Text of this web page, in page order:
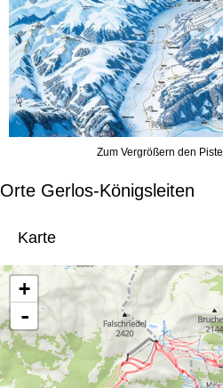
Zum Vergrößern den
Orte Gerlos-Königsleiten
Karte
+
-